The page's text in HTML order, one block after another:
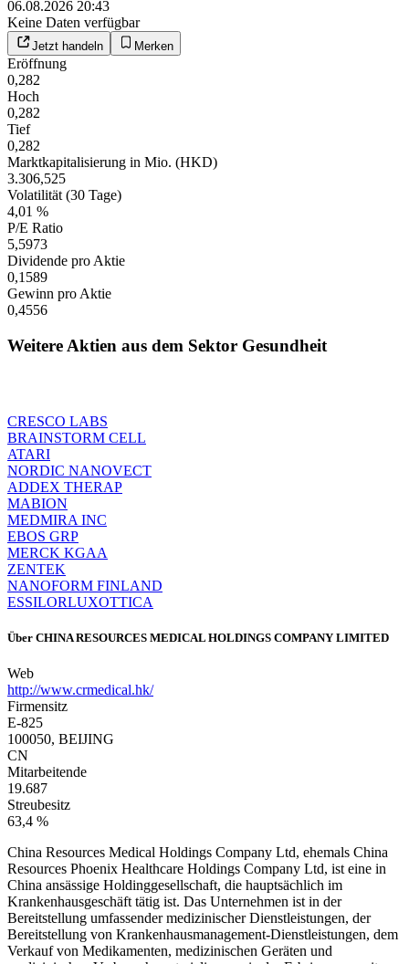
06.08.2026 20:43
Keine Daten verfügbar
Jetzt handeln Merken
Eröffnung
0,282
Hoch
0,282
Tief
0,282
Marktkapitalisierung in Mio. (HKD)
3.306,525
Volatilität (30 Tage)
4,01 %
P/E Ratio
5,5973
Dividende pro Aktie
0,1589
Gewinn pro Aktie
0,4556
Weitere Aktien aus dem Sektor Gesundheit
CRESCO LABS
BRAINSTORM CELL
ATARI
NORDIC NANOVECT
ADDEX THERAP
MABION
MEDMIRA INC
EBOS GRP
MERCK KGAA
ZENTEK
NANOFORM FINLAND
ESSILORLUXOTTICA
Über CHINA RESOURCES MEDICAL HOLDINGS COMPANY LIMITED
Web
http://www.crmedical.hk/
Firmensitz
E-825
100050, BEIJING
CN
Mitarbeitende
19.687
Streubesitz
63,4 %
China Resources Medical Holdings Company Ltd, ehemals China
Resources Phoenix Healthcare Holdings Company Ltd, ist eine in
China ansässige Holdinggesellschaft, die hauptsächlich im
Krankenhausgeschäft tätig ist. Das Unternehmen ist in der
Bereitstellung umfassender medizinischer Dienstleistungen, der
Bereitstellung von Krankenhausmanagement-Dienstleistungen, dem
Verkauf von Medikamenten, medizinischen Geräten und